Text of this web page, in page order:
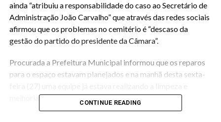
ainda “atribuiu a responsabilidade do caso ao Secretário de
Administração João Carvalho” que através das redes sociais
afirmou que os problemas no cemitério é “descaso da
gestão do partido do presidente da Câmara”.
Procurada a Prefeitura Municipal informou que os reparos
para o espaço estavam planejados e na manhã desta sexta-
melhorias no local.
CONTINUE READING